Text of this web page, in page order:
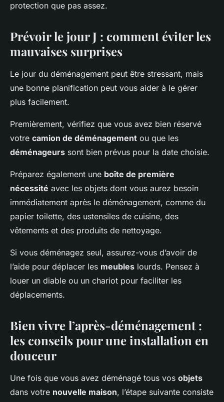
protection que pas assez.
Prévoir le jour J : comment éviter les
mauvaises surprises
Le jour du déménagement peut être stressant, mais
une bonne planification peut vous aider à le gérer
plus facilement.
Premièrement, vérifiez que vous avez bien réservé
votre camion de déménagement ou que les
déménageurs sont bien prévus pour la date choisie.
Préparez également une boîte de première
nécessité avec les objets dont vous aurez besoin
immédiatement après le déménagement, comme du
papier toilette, des ustensiles de cuisine, des
vêtements et des produits de nettoyage.
Si vous déménagez seul, assurez-vous d’avoir de
l’aide pour déplacer les meubles lourds. Pensez à
louer un diable ou un chariot pour faciliter les
déplacements.
Bien vivre l’après-déménagement :
les conseils pour une installation en
douceur
Une fois que vous avez déménagé tous vos objets
dans votre nouvelle maison, l’étape suivante consiste